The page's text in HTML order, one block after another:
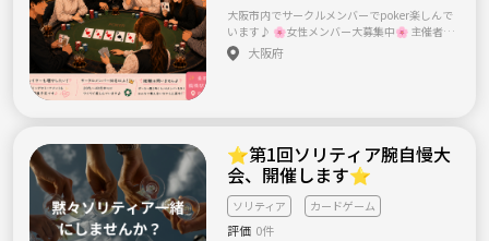
大阪市内でサークルメンバーでpoker楽しんで
います♪ 🌸女性メンバー大募集中🌸 主催者は
女性🤍初心者・おひとり様大歓迎♪ 大阪で一
緒にPokerしませんか？♠️ 私の目標は… 🌸女
🤍 「Pokerに興味はあるけど、初めてで不
安…」 「女性でも参加しやすい場所を探して
いる！」 そんな方にぜひ来ていただきたいコ
ミュニティです✨ 現在約50人以上のサークル
メンバーが在籍していますが、女性はまだま
だ少ないので、一緒に楽しめるメンバー増や
大阪府
⭐️第1回ソリティア腕自慢大
会、開催します⭐️
ソリティア カードゲーム
評価 0件